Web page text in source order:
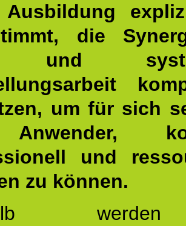
Ausbildung
die
und
um für sich
und
zu können.